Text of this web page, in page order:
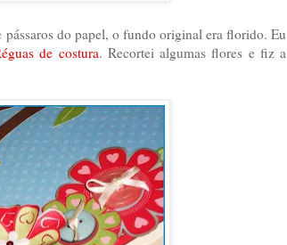
do papel, o fundo original era florido. Eu
de costura. Recortei algumas flores e fiz a